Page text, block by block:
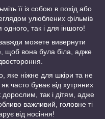
її із собою в похід або
улюблених фільмів
так і для іншого!
можете вивернути
щоб вона була біла, адже
яке ніжне для шкіри та не
часто буває від хутряних
дорослим, так і дітям, адже
важливий, головне ті
від носіння!